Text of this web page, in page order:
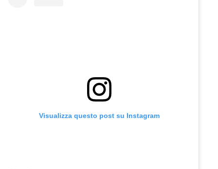
Visualizza questo post su Instagram